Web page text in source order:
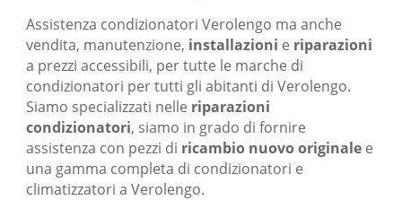
Assistenza condizionatori Verolengo ma anche
vendita, manutenzione, installazioni e riparazioni
a prezzi accessibili, per tutte le marche di
condizionatori per tutti gli abitanti di Verolengo.
Siamo specializzati nelle riparazioni
condizionatori, siamo in grado di fornire
assistenza con pezzi di ricambio nuovo originale e
una gamma completa di condizionatori e
climatizzatori a Verolengo.